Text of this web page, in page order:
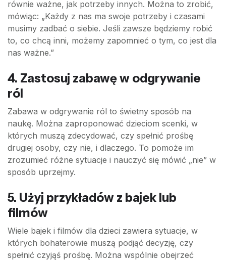
równie ważne, jak potrzeby innych. Można to zrobić,
mówiąc: „Każdy z nas ma swoje potrzeby i czasami
musimy zadbać o siebie. Jeśli zawsze będziemy robić
to, co chcą inni, możemy zapomnieć o tym, co jest dla
nas ważne.”
4. Zastosuj zabawę w odgrywanie
ról
Zabawa w odgrywanie ról to świetny sposób na
naukę. Można zaproponować dzieciom scenki, w
których muszą zdecydować, czy spełnić prośbę
drugiej osoby, czy nie, i dlaczego. To pomoże im
zrozumieć różne sytuacje i nauczyć się mówić „nie” w
sposób uprzejmy.
5. Użyj przykładów z bajek lub
filmów
Wiele bajek i filmów dla dzieci zawiera sytuacje, w
których bohaterowie muszą podjąć decyzję, czy
spełnić czyjąś prośbę. Można wspólnie obejrzeć